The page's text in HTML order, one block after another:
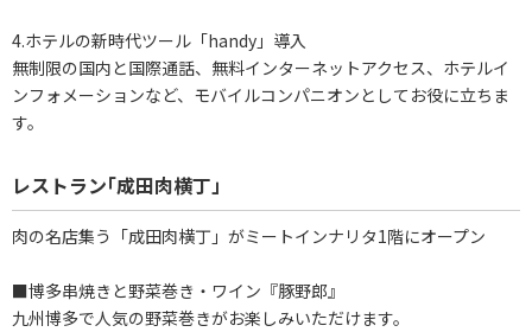
4.ホテルの新時代ツール「handy」導入
無制限の国内と国際通話、無料インターネットアクセス、ホテルイ
ンフォメーションなど、モバイルコンパニオンとしてお役に立ちま
す。
レストラン｢成田肉横丁」
肉の名店集う「成田肉横丁」がミートインナリタ1階にオープン
■博多串焼きと野菜巻き・ワイン『豚野郎』
九州博多で人気の野菜巻きがお楽しみいただけます。